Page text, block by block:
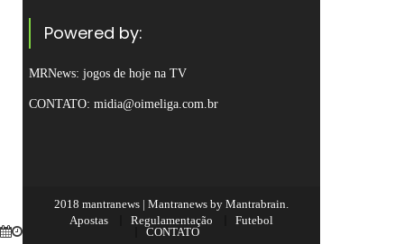
Powered by:
MRNews: jogos de hoje na TV
CONTATO: midia@oimeliga.com.br
2018 mantranews | Mantranews by Mantrabrain
Apostas
Regulamentação
Futebol
CONTATO